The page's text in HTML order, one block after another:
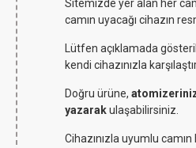
Sitemizde yer alan her
camın uyacağı cihazın
Lütfen açıklamada
kendi cihazınızla
Doğru ürüne,
yazarakulaşabilirsiniz.
Cihazınızla uyumlu